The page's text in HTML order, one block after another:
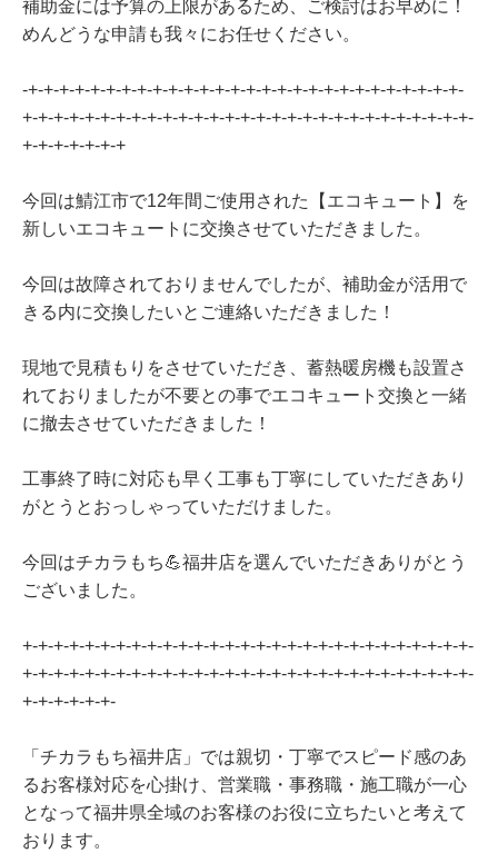
補助金には予算の上限があるため、ご検討はお早めに！
めんどうな申請も我々にお任せください。
-+-+-+-+-+-+-+-+-+-+-+-+-+-+-+-+-+-+-+-+-+-+-+-+-+-+-+-+-
+-+-+-+-+-+-+-+-+-+-+-+-+-+-+-+-+-+-+-+-+-+-+-+-+-+-+-+-+-
+-+-+-+-+-+-+
今回は鯖江市で12年間ご使用された【エコキュート】を
新しいエコキュートに交換させていただきました。
今回は故障されておりませんでしたが、補助金が活用で
きる内に交換したいとご連絡いただきました！
現地で見積もりをさせていただき、蓄熱暖房機も設置さ
れておりましたが不要との事でエコキュート交換と一緒
に撤去させていただきました！
工事終了時に対応も早く工事も丁寧にしていただきあり
がとうとおっしゃっていただけました。
今回はチカラもち💪福井店を選んでいただきありがとう
ございました。
+-+-+-+-+-+-+-+-+-+-+-+-+-+-+-+-+-+-+-+-+-+-+-+-+-+-+-+-+-
+-+-+-+-+-+-+-+-+-+-+-+-+-+-+-+-+-+-+-+-+-+-+-+-+-+-+-+-+-
+-+-+-+-+-+-
「チカラもち福井店」では親切・丁寧でスピード感のあ
るお客様対応を心掛け、営業職・事務職・施工職が一心
となって福井県全域のお客様のお役に立ちたいと考えて
おります。